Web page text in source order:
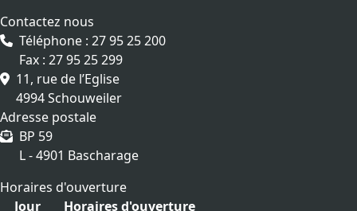
Contactez nous
Téléphone : 27 95 25 200
Fax : 27 95 25 299
11, rue de l’Eglise
4994 Schouweiler
Adresse postale
BP 59
L - 4901 Bascharage
Horaires d'ouverture
Jour
Horaires d'ouverture